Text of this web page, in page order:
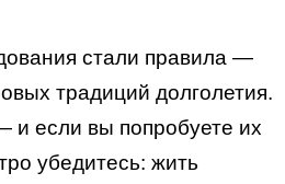
стали правила —
традиций долголетия.
и если вы попробуете их
убедитесь: жить